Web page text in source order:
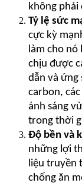
không phải
Tỷ lệ sức
cực kỳ
làm cho nó
chịu được
dẫn và ứng
carbon,
ánh sáng
trong thời
Độ bền và
những lợi
liệu truyền
chống ăn